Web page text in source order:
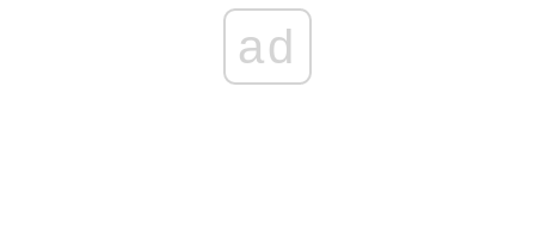
ad